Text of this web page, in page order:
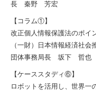
長 秦野 芳宏
【コラム①】
改正個人情報保護法のポイ
（一財）日本情報経済社
団体事務局長 坂下 哲也
【ケーススタディ⑥】
ロボットを活用し、世界一